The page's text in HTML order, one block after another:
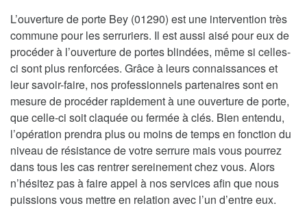
L’ouverture de porte Bey (01290) est une intervention très
commune pour les serruriers. Il est aussi aisé pour eux de
procéder à l’ouverture de portes blindées, même si celles-
ci sont plus renforcées. Grâce à leurs connaissances et
leur savoir-faire, nos professionnels partenaires sont en
mesure de procéder rapidement à une ouverture de porte,
que celle-ci soit claquée ou fermée à clés. Bien entendu,
l’opération prendra plus ou moins de temps en fonction du
niveau de résistance de votre serrure mais vous pourrez
dans tous les cas rentrer sereinement chez vous. Alors
n’hésitez pas à faire appel à nos services afin que nous
puissions vous mettre en relation avec l’un d’entre eux.